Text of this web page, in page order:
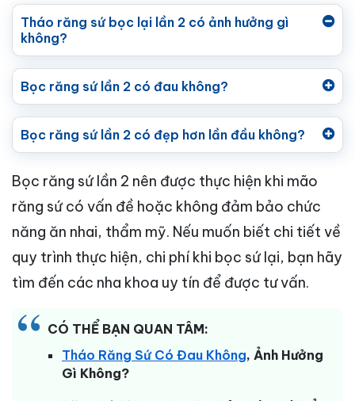
Tháo răng sứ bọc lại lần 2 có ảnh hưởng gì
không?
Bọc răng sứ lần 2 có đau không?
Bọc răng sứ lần 2 có đẹp hơn lần đầu không?
Bọc răng sứ lần 2 nên được thực hiện khi mão
răng sứ có vấn đề hoặc không đảm bảo chức
năng ăn nhai, thẩm mỹ. Nếu muốn biết chi tiết về
quy trình thực hiện, chi phí khi bọc sứ lại, bạn hãy
tìm đến các nha khoa uy tín để được tư vấn.
CÓ THỂ BẠN QUAN TÂM:
Tháo Răng Sứ Có Đau Không, Ảnh Hưởng
Gì Không?